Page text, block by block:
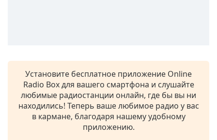
Opacity
Background
Установите бесплатное приложение Online
Radio Box для вашего смартфона и слушайте
любимые радиостанции онлайн, где бы вы ни
находились! Теперь ваше любимое радио у вас
в кармане, благодаря нашему удобному
приложению.